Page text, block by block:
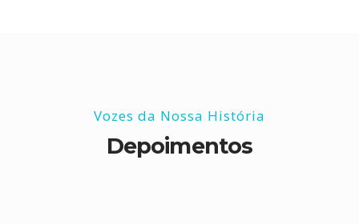
Vozes da Nossa História
Depoimentos